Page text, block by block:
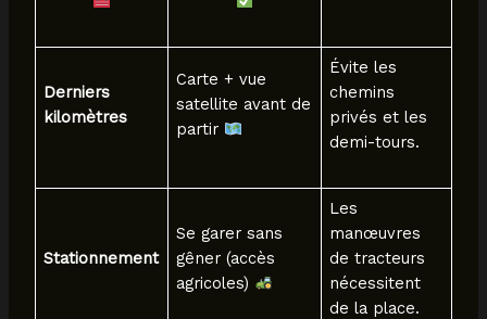
Derniers
kilomètres
Carte + vue
satellite avant de
partir
Évite les
chemins
privés et les
demi-tours.
Stationnement
Se garer sans
gêner (accès
agricoles)
Les
manœuvres
de tracteurs
nécessitent
de la place.